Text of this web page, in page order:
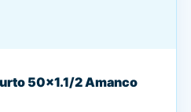
50x1.1/2 Amanco